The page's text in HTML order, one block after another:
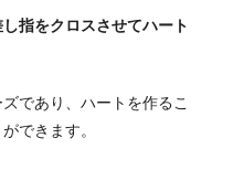
指をクロスさせてハート
であり、ハートを作るこ
できます。